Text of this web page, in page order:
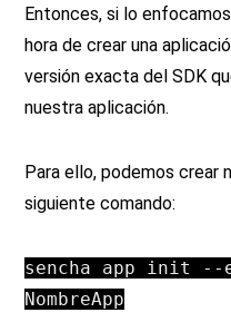
Entonces, si lo
hora de crear una
versión exacta del SDK
nuestra aplicación.
Para ello, podemos crear
siguiente comando:
sencha app init --
NombreApp